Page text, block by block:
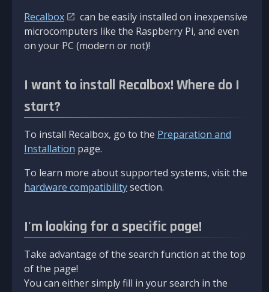
Recalbox
can be easily installed on inexpensive
microcomputers like the Raspberry Pi, and even
on your PC (modern or not)!
I want to install Recalbox! Where do I
start?
To install Recalbox, go to the Preparation and
Installation page.
To learn more about supported systems, visit the
hardware compatibilitysection.
I'm looking for a specific page!
Take advantage of the search function at the top
of the page!
You can either simply fill in your search in the